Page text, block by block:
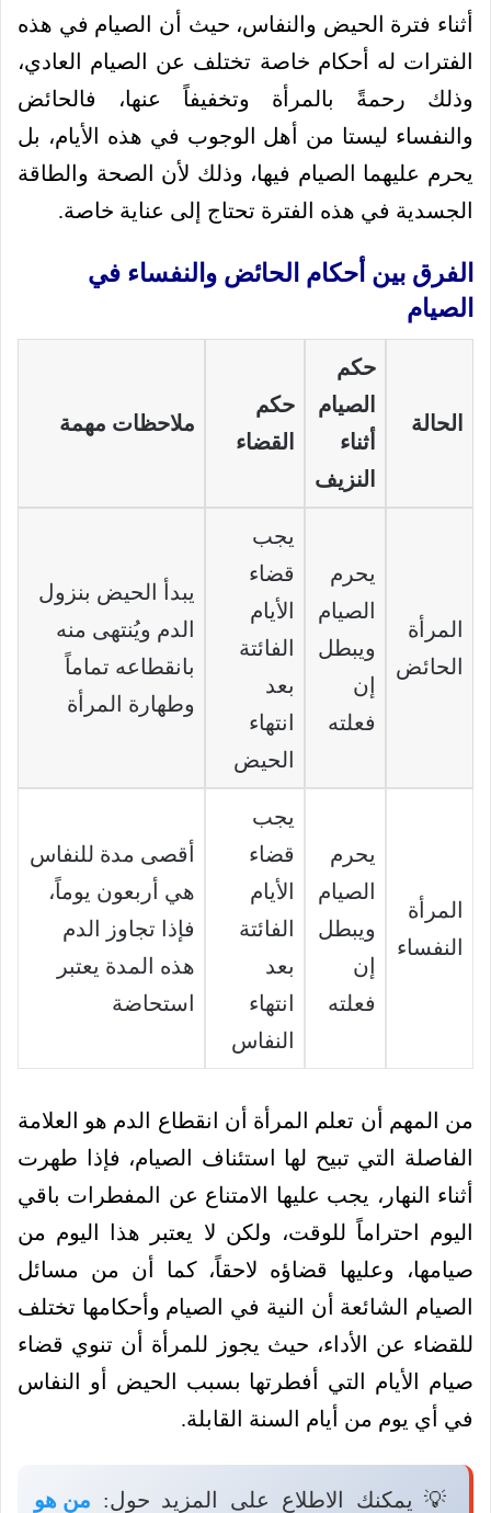
أثناء فترة الحيض والنفاس، حيث أن الصيام في هذه
الفترات له أحكام خاصة تختلف عن الصيام العادي،
وذلك رحمةً بالمرأة وتخفيفاً عنها، فالحائض
والنفساء ليستا من أهل الوجوب في هذه الأيام، بل
يحرم عليهما الصيام فيها، وذلك لأن الصحة والطاقة
الجسدية في هذه الفترة تحتاج إلى عناية خاصة.
الفرق بين أحكام الحائض والنفساء في
الصيام
الحالة
حكم
الصيام
أثناء
النزيف
حكم
القضاء
ملاحظات مهمة
المرأة
الحائض
يحرم
الصيام
ويبطل
إن
فعلته
يجب
قضاء
الأيام
الفائتة
بعد
انتهاء
الحيض
يبدأ الحيض بنزول
الدم ويُنتهى منه
بانقطاعه تماماً
وطهارة المرأة
المرأة
النفساء
يحرم
الصيام
ويبطل
إن
فعلته
يجب
قضاء
الأيام
الفائتة
بعد
انتهاء
النفاس
أقصى مدة للنفاس
هي أربعون يوماً،
فإذا تجاوز الدم
هذه المدة يعتبر
استحاضة
من المهم أن تعلم المرأة أن انقطاع الدم هو العلامة
الفاصلة التي تبيح لها استئناف الصيام، فإذا طهرت
أثناء النهار، يجب عليها الامتناع عن المفطرات باقي
اليوم احتراماً للوقت، ولكن لا يعتبر هذا اليوم من
صيامها، وعليها قضاؤه لاحقاً، كما أن من مسائل
الصيام الشائعة أن النية في الصيام وأحكامها تختلف
للقضاء عن الأداء، حيث يجوز للمرأة أن تنوي قضاء
صيام الأيام التي أفطرتها بسبب الحيض أو النفاس
في أي يوم من أيام السنة القابلة.
💡 يمكنك الاطلاع على المزيد حول: من هو